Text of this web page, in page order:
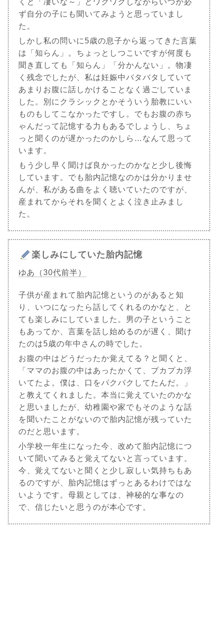
くと「凄いな～」とワクワクしながらいつか必
ず自分の子にも聞いてみようと思っていまし
た。
しかし私の問いに5歳の息子から返ってきた言葉
は「知らん」。ちょっとしつこいですが何度も
聞き直しても「知らん」「分かんない」。物凄
く残念でしたが、私は妊娠中バタバタしていて
あまりお腹に話しかけることなく過ごしていま
した。別にクラシックとかそういう胎教にいい
ものもしてこなかったですし。でもお腹の赤ち
ゃんだって記憶する力もあるでしょうし、ちょ
っと聞くのが遅かったのかしら…なんて思って
います。
もう少し早く聞けば良かったのかなと少し後悔
しています。でも胎内記憶なのかは分かりませ
んが、私がある曲をよく聴いていたのですが、
産まれてからそれを聞くとよく泣き止みまし
た。
楽しみにしていた胎内記憶
ゆあ（30代前半）
子供が産まれて胎内記憶というのがあると知
り、いつになったら話してくれるのかなと、と
ても楽しみにしていました。男の子ということ
もあってか、言葉を話し始めるのが遅く、聞け
たのは5歳の年中さんの時でした。
お腹の中はどうだったか覚えてる？と聞くと、
「ママのお腹の中はあったかくて、プカプカ浮
いてたよ。僕は、口をパクパクしてたんだ。」
と教えてくれました。本当に覚えていたのかな
と思いましたが、幼稚園や家でもそのような話
を聞いたことがないので胎内記憶が残っていた
のだと思います。
小学校一年生になった今、改めて胎内記憶につ
いて聞いてみると覚えてないと言っています。
今、覚えてないと聞くと少し寂しい気持ちもあ
るのですが、胎内記憶はずっとあるわけではな
いようです。母親としては、神秘的な事なの
で、信じたいと思うのが本心です。